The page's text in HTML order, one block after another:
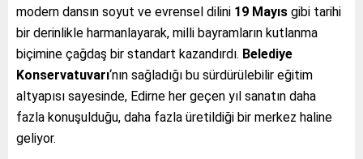
modern dansın soyut ve evrensel dilini 19 Mayıs gibi tarihi
bir derinlikle harmanlayarak, milli bayramların kutlanma
biçimine çağdaş bir standart kazandırdı. Belediye
Konservatuvarı‘nın sağladığı bu sürdürülebilir eğitim
altyapısı sayesinde, Edirne her geçen yıl sanatın daha
fazla konuşulduğu, daha fazla üretildiği bir merkez haline
geliyor.